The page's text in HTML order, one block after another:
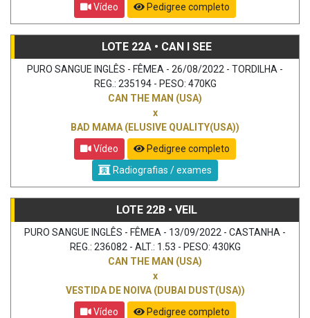
Vídeo
Pedigree completo
LOTE 22A • CAN I SEE
PURO SANGUE INGLÊS - FÊMEA - 26/08/2022 - TORDILHA -
REG.: 235194 - PESO: 470KG
CAN THE MAN (USA)
x
BAD MAMA (ELUSIVE QUALITY(USA))
Vídeo
Pedigree completo
Radiografias / exames
LOTE 22B • VEIL
PURO SANGUE INGLÊS - FÊMEA - 13/09/2022 - CASTANHA -
REG.: 236082 - ALT.: 1.53 - PESO: 430KG
CAN THE MAN (USA)
x
VESTIDA DE NOIVA (DUBAI DUST(USA))
Vídeo
Pedigree completo